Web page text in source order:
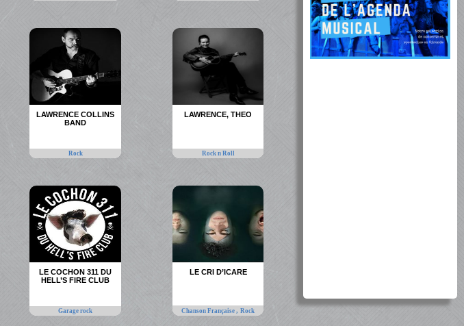
LAWRENCE COLLINS
BAND
Rock
LAWRENCE, THEO
Rock n Roll
LE COCHON 311 DU
HELL’S FIRE CLUB
Garage rock
LE CRI D’ICARE
Chanson Française,Rock